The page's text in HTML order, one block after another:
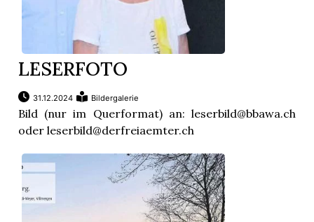
LESERFOTO
31.12.2024 Bildergalerie
Bild (nur im Querformat) an: leserbild@bbawa.ch
oder leserbild@derfreiaemter.ch